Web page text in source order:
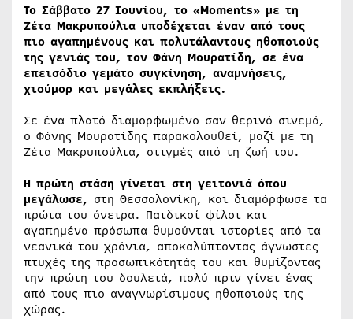
Το Σάββατο 27 Ιουνίου, το «Moments» με τη
Ζέτα Μακρυπούλια υποδέχεται έναν από τους
πιο αγαπημένους και πολυτάλαντους ηθοποιούς
της γενιάς του, τον Φάνη Μουρατίδη, σε ένα
επεισόδιο γεμάτο συγκίνηση, αναμνήσεις,
χιούμορ και μεγάλες εκπλήξεις.
Σε ένα πλατό διαμορφωμένο σαν θερινό σινεμά,
ο Φάνης Μουρατίδης παρακολουθεί, μαζί με τη
Ζέτα Μακρυπούλια, στιγμές από τη ζωή του.
Η πρώτη στάση γίνεται στη γειτονιά όπου
μεγάλωσε, στη Θεσσαλονίκη, και διαμόρφωσε τα
πρώτα του όνειρα. Παιδικοί φίλοι και
αγαπημένα πρόσωπα θυμούνται ιστορίες από τα
νεανικά του χρόνια, αποκαλύπτοντας άγνωστες
πτυχές της προσωπικότητάς του και θυμίζοντας
την πρώτη του δουλειά, πολύ πριν γίνει ένας
από τους πιο αναγνωρίσιμους ηθοποιούς της
χώρας.